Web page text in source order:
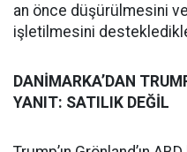
an önce düşürülmesini
işletilmesini
DANİMARKA’DAN
YANIT: SATILIK DEĞİL